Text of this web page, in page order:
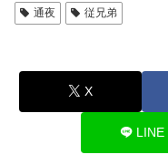
通夜
従兄弟
X
LINE